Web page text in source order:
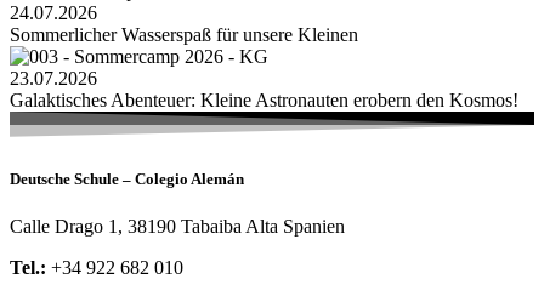
24.07.2026
Sommerlicher Wasserspaß für unsere Kleinen
23.07.2026
Galaktisches Abenteuer: Kleine Astronauten erobern den Kosmos!
Deutsche Schule – Colegio Alemán
Calle Drago 1, 38190 Tabaiba Alta Spanien
Tel.: +34 922 682 010